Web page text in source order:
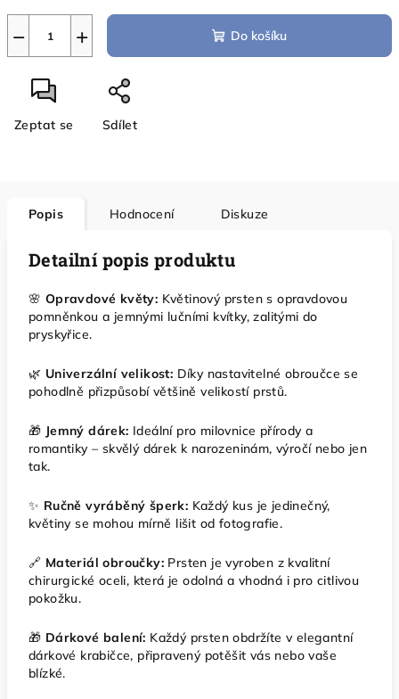
+
− Do košíku
Zeptat se Sdílet
Popis Hodnocení Diskuze
Detailní popis produktu
🌸 Opravdové květy: Květinový prsten s opravdovou
pomněnkou a jemnými lučními kvítky, zalitými do
pryskyřice.
🌿 Univerzální velikost: Díky nastavitelné obroučce se
pohodlně přizpůsobí většině velikostí prstů.
🎁 Jemný dárek: Ideální pro milovnice přírody a
romantiky – skvělý dárek k narozeninám, výročí nebo jen
tak.
✨ Ručně vyráběný šperk: Každý kus je jedinečný,
květiny se mohou mírně lišit od fotografie.
🔗 Materiál obroučky: Prsten je vyroben z kvalitní
chirurgické oceli, která je odolná a vhodná i pro citlivou
pokožku.
🎁 Dárkové balení: Každý prsten obdržíte v elegantní
dárkové krabičce, připravený potěšit vás nebo vaše
blízké.